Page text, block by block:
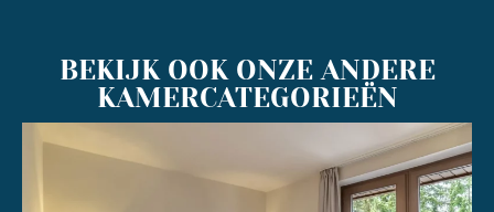
BEKIJK OOK ONZE ANDERE
KAMERCATEGORIEËN